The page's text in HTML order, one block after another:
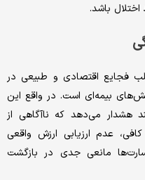
باشد.
فجایع اقتصادی و طبیعی در
بیمه‌ای است. در واقع این
هشدار می‌دهد که ناآگاهی از
عدم ارزیابی ارزش واقعی
مانعی جدی در بازگشت